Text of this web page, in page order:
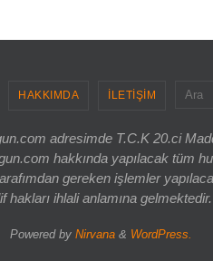
HAKKIMDA İLETİŞİM
adresimde T.C.K 20.ci
hakkında yapılacak
gereken işlemler
hakları ihlali anlamına
Powered by Nirvana& WordPress.